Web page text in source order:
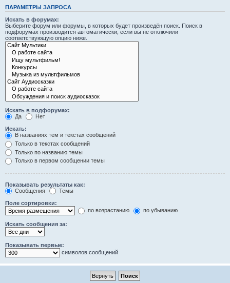
ПАРАМЕТРЫ ЗАПРОСА
Искать в форумах:
Выберите форум или форумы, в которых будет произведён поиск. Поиск в
подфорумах производится автоматически, если вы не отключили
соответствующую опцию ниже.
Искать в подфорумах:
Да
Нет
Искать:
В названиях тем и текстах сообщений
Только в текстах сообщений
Только по названию темы
Только в первом сообщении темы
Показывать результаты как:
Сообщения
Темы
Поле сортировки:
по возрастанию
по убыванию
Искать сообщения за:
Показывать первые:
символов сообщений